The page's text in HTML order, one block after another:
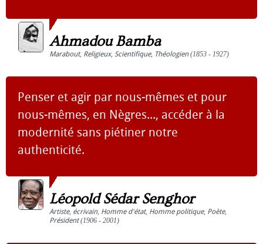
Ahmadou Bamba
Marabout, Religieux, Scientifique, Théologien(1853 - 1927)
Penser et agir par nous-mêmes et pour
nous-mêmes, en Nègres..., accéder à la
modernité sans piétiner notre
authenticité.
Léopold Sédar Senghor
Artiste, écrivain, Homme d'état, Homme politique, Poète,
Président(1906 - 2001)